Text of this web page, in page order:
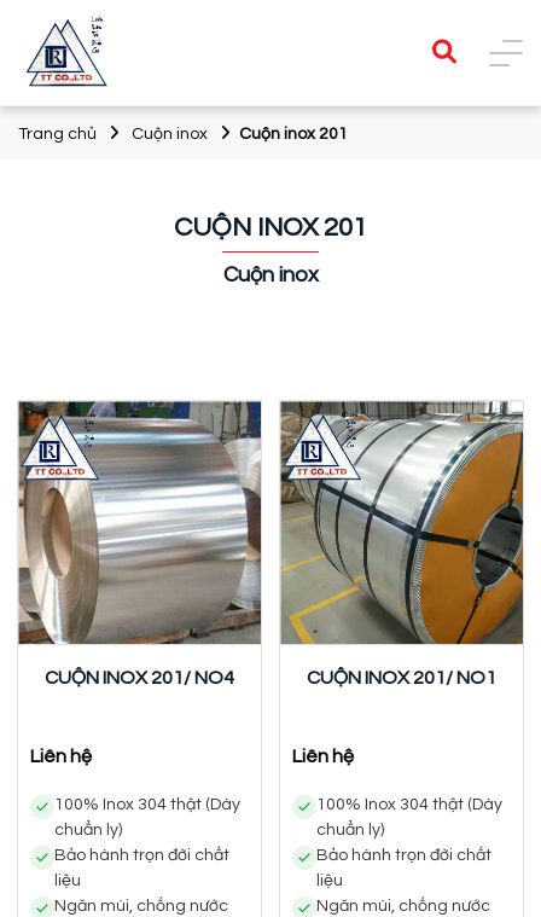
Trang chủ Cuộn inox Cuộn inox 201
CUỘN INOX 201
Cuộn inox
CUỘN INOX 201/ NO4
Liên hệ
100% Inox 304 thật (Dày
chuẩn ly)
Bảo hành trọn đời chất
liệu
Ngăn mùi, chống nước
CUỘN INOX 201/ NO1
Liên hệ
100% Inox 304 thật (Dày
chuẩn ly)
Bảo hành trọn đời chất
liệu
Ngăn mùi, chống nước